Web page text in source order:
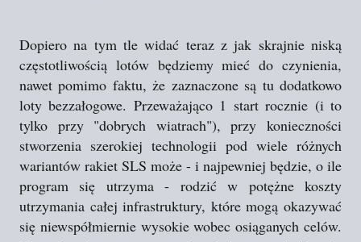
Dopiero na tym tle widać teraz z jak skrajnie niską
częstotliwością lotów będziemy mieć do czynienia,
nawet pomimo faktu, że zaznaczone są tu dodatkowo
loty bezzałogowe. Przeważająco 1 start rocznie (i to
tylko przy "dobrych wiatrach"), przy konieczności
stworzenia szerokiej technologii pod wiele różnych
wariantów rakiet SLS może - i najpewniej będzie, o ile
program się utrzyma - rodzić w potężne koszty
utrzymania całej infrastruktury, które mogą okazywać
się niewspółmiernie wysokie wobec osiąganych celów.